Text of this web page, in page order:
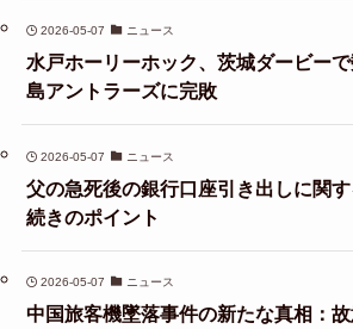
2026-05-07 ニュース
水戸ホーリーホック、茨城ダービー
島アントラーズに完敗
2026-05-07 ニュース
父の急死後の銀行口座引き出しに関
続きのポイント
2026-05-07 ニュース
中国旅客機墜落事件の新たな真相：